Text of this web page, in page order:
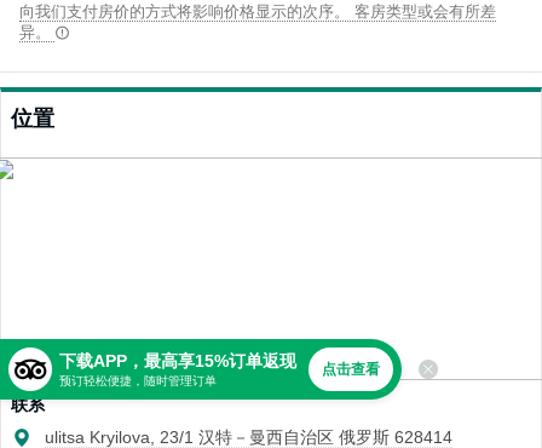
向我们支付房价的方式将影响价格显示的次序。 客房类型或会有所差
异。
位置
联系
ulitsa Kryilova, 23/1 汉特－曼西自治区 俄罗斯 628414
下载APP，最高享15%订单返现
预订轻松便捷，随时管理订单
点击查看